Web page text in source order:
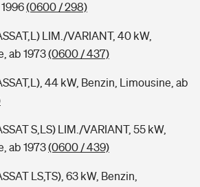
Sicherheit für deine Kids
Auto eingestuft
(0600 / 298)
LIM./VARIANT, 40 kW,
ab 1973(0600 / 437)
44 kW, Benzin, Limousine, ab
S,LS) LIM./VARIANT, 55 kW,
ab 1973(0600 / 439)
LS,TS), 63 kW, Benzin,